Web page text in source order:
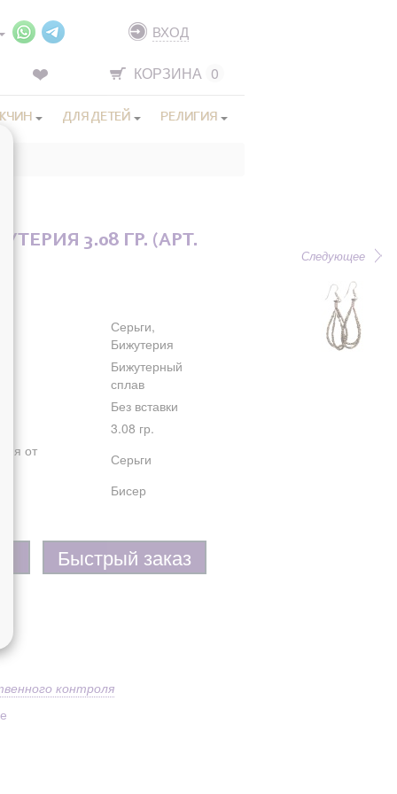
ВХОД
КОРЗИНА 0
ДЛЯ ДЕТЕЙ РЕЛИГИЯ
Следующее
3.08 ГР. (АРТ.
Серьги,
Бижутерия
Бижутерный
сплав
Без вставки
3.08 гр.
от
Серьги
Бисер
Быстрый заказ
контроля